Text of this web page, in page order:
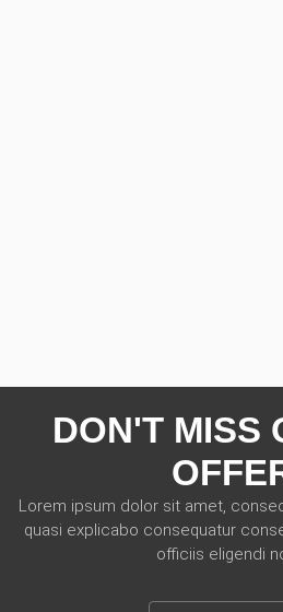
DON'T MISS
Lorem ipsum dolor sit amet,
quasi explicabo consequatur
officiis eligendi